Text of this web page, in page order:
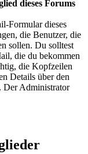
dieses Forums
Formular dieses
die Benutzer, die
sollen. Du solltest
die du bekommen
die Kopfzeilen
Details über den
Der Administrator